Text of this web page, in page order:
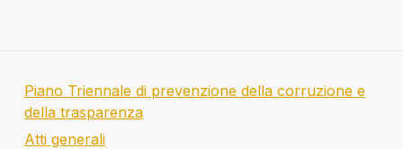
Piano Triennale di prevenzione della corruzione e
della trasparenza
Atti generali